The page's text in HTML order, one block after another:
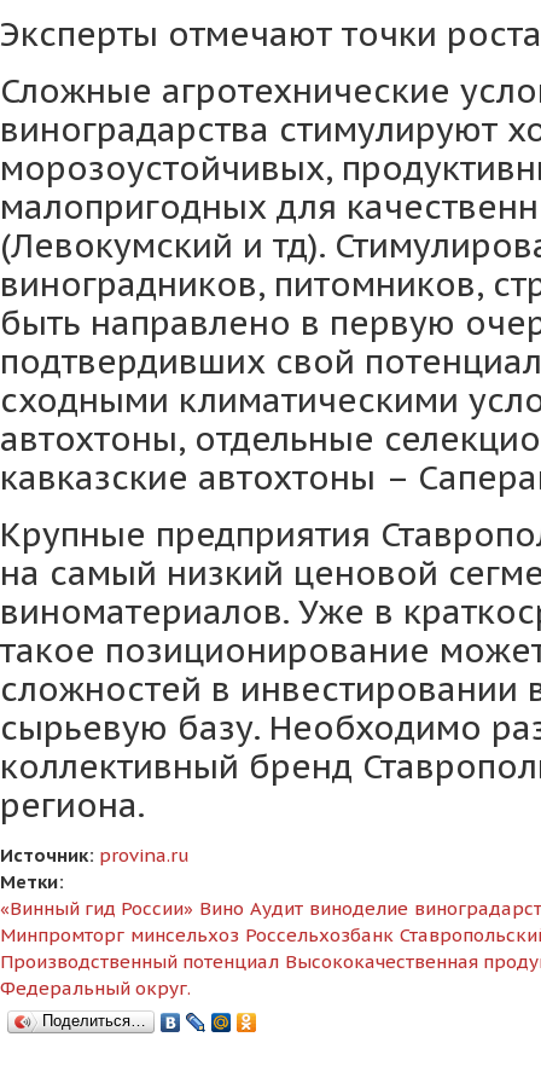
Эксперты отмечают точки
Сложные агротехнические
виноградарства стимулируют
морозоустойчивых,
малопригодных для
(Левокумский и тд).
виноградников, питомников,
быть направлено в первую
подтвердивших свой
сходными климатическими
автохтоны, отдельные
кавказские автохтоны –
Крупные предприятия
на самый низкий ценовой
виноматериалов. Уже в
такое позиционирование
сложностей в инвестировании
сырьевую базу. Необходимо
коллективный бренд
региона.
Источник: provina.ru
Метки:
«Винный гид России» Вино Аудит виноделие
Минпромторг минсельхоз Россельхозбанк
Производственный потенциал Высококачественная
Федеральный округ.
Поделиться…